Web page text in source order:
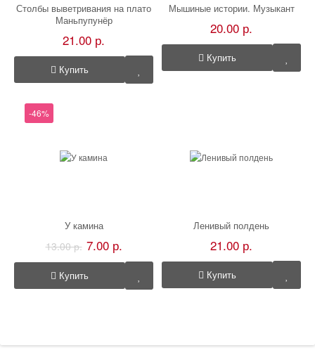
Столбы выветривания на плато
Маньпупунёр
21.00 р.
Купить
Мышиные истории. Музыкант
20.00 р.
Купить
-46%
У камина
13.00 р. 7.00 р.
Купить
Ленивый полдень
21.00 р.
Купить